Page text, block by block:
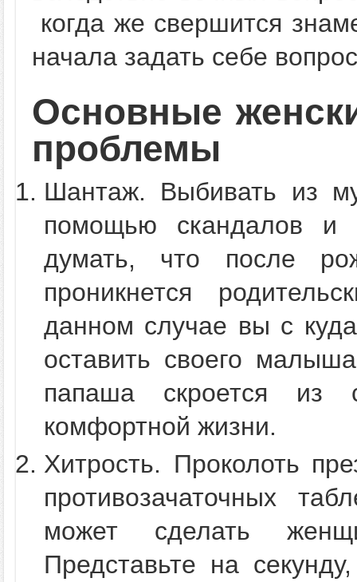
когда же свершится
начала задать себе
Основные
проблемы
Шантаж. Выбивать из
помощью скандалов
думать, что после
проникнется
данном случае вы с
оставить своего
папаша скроется из
комфортной жизни.
Хитрость. Проколоть
противозачаточных
может сделать
Представьте на